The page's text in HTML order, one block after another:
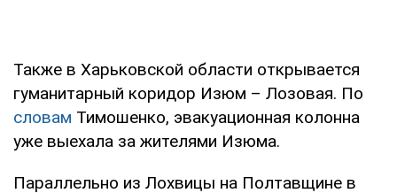
Также в Харьковской области открывается
гуманитарный коридор Изюм – Лозовая. По
словам Тимошенко, эвакуационная колонна
уже выехала за жителями Изюма.
Параллельно из Лохвицы на Полтавщине в